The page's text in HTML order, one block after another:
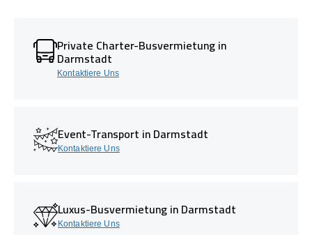
Private Charter-Busvermietung in
Darmstadt
Kontaktiere Uns
Event-Transport in Darmstadt
Kontaktiere Uns
Luxus-Busvermietung in Darmstadt
Kontaktiere Uns